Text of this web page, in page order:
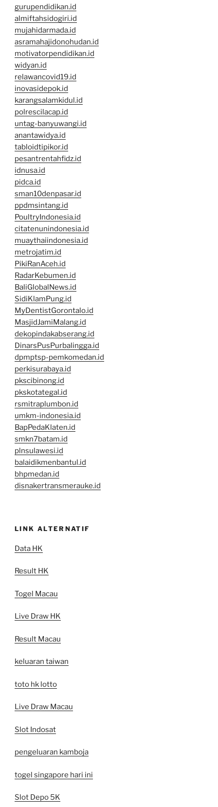
gurupendidikan.id
almiftahsidogiri.id
mujahidarmada.id
asramahajidonohudan.id
motivatorpendidikan.id
widyan.id
relawancovid19.id
inovasidepok.id
karangsalamkidul.id
polrescilacap.id
untag-banyuwangi.id
anantawidya.id
tabloidtipikor.id
pesantrentahfidz.id
idnusa.id
pidca.id
sman10denpasar.id
ppdmsintang.id
PoultryIndonesia.id
citatenunindonesia.id
muaythaiindonesia.id
metrojatim.id
PikiRanAceh.id
RadarKebumen.id
BaliGlobalNews.id
SidiKlamPung.id
MyDentistGorontalo.id
MasjidJamiMalang.id
dekopindakabserang.id
DinarsPusPurbalingga.id
dpmptsp-pemkomedan.id
perkisurabaya.id
pkscibinong.id
pkskotategal.id
rsmitraplumbon.id
umkm-indonesia.id
BapPedaKlaten.id
smkn7batam.id
plnsulawesi.id
balaidikmenbantul.id
bhpmedan.id
disnakertransmerauke.id
LINK ALTERNATIF
Data HK
Result HK
Togel Macau
Live Draw HK
Result Macau
keluaran taiwan
toto hk lotto
Live Draw Macau
Slot Indosat
pengeluaran kamboja
togel singapore hari ini
Slot Depo 5K